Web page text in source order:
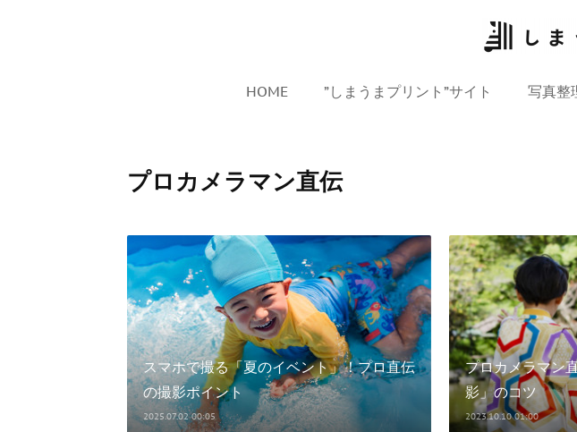
HOME ”しまうまプリント”サイト 写真整
プロカメラマン直伝
スマホで撮る「夏のイベント」！プロ直伝
の撮影ポイント
2025.07.02 00:05
プロカメラマン
影」のコツ
2023.10.10 01:00